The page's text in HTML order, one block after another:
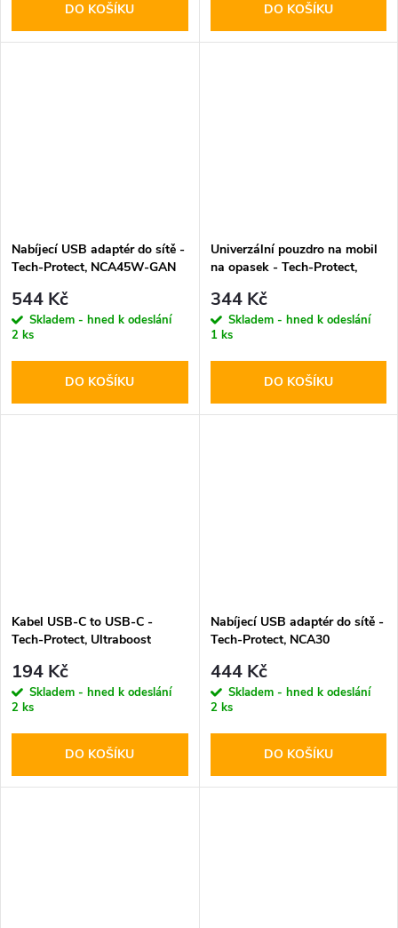
DO KOŠÍKU DO KOŠÍKU
Nabíjecí USB adaptér do sítě -
Tech-Protect, NCA45W-GAN
C kabel
544 Kč
Skladem - hned k odeslání
2 ks
DO KOŠÍKU
Univerzální pouzdro na mobil
na opasek - Tech-Protect,
344 Kč
Skladem - hned k odeslání
1 ks
DO KOŠÍKU
Kabel USB-C to USB-C -
Tech-Protect, Ultraboost
194 Kč
Skladem - hned k odeslání
2 ks
DO KOŠÍKU
Nabíjecí USB adaptér do sítě -
Tech-Protect, NCA30
444 Kč
Skladem - hned k odeslání
2 ks
DO KOŠÍKU